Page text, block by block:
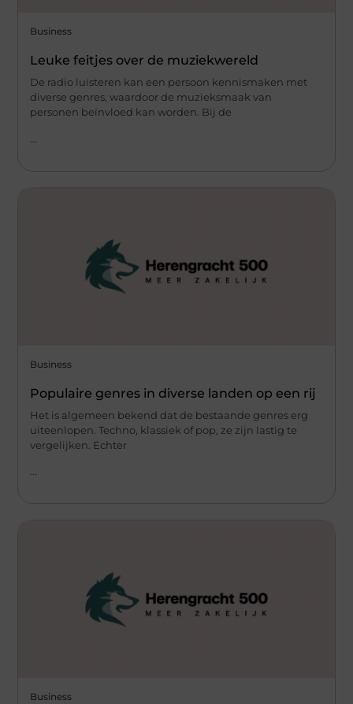
Business
Leuke feitjes over de muziekwereld
De radio luisteren kan een persoon kennismaken met
diverse genres, waardoor de muzieksmaak van
personen beïnvloed kan worden. Bij de
Business
Populaire genres in diverse landen op een rij
Het is algemeen bekend dat de bestaande genres erg
uiteenlopen. Techno, klassiek of pop, ze zijn lastig te
vergelijken. Echter
Business